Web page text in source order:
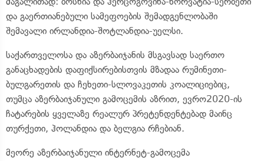
და გაერთიანებული სამეფოების შემადგენლობაში
შემავალი ირლანდია-შოტლანდია-უელსი.
საქართველოსა და აზერბაიჯანის მსგავსად საერთო
განაცხადების დაფიქსირებისთვის მზადაა რუმინეთი-
ბულგარეთის და ჩეხეთი-სლოვაკეთის კოალიციებიც,
თუმცა აზერბაიჯანული გამოცემის აზრით, ევრო2020-ის
ჩატარების ყველაზე რეალურ პრეტენდენტებად მაინც
თურქეთი, ჰოლანდია და ბელგია რჩებიან.
მეორე აზერბაიჯანული ინტერნეტ-გამოცემა